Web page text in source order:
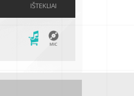
IŠTEKLIAI